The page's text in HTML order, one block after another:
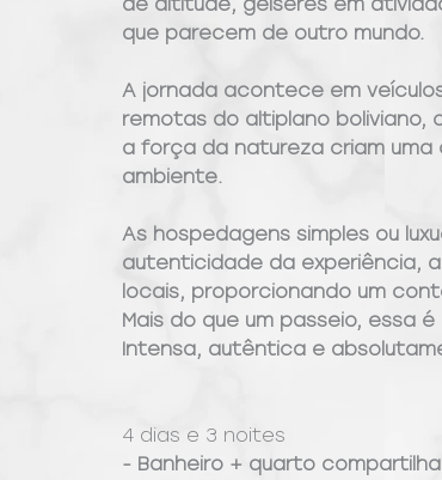
que parecem de outro mundo.
A jornada acontece em
remotas do altiplano boliviano,
a força da natureza criam uma
ambiente.
As hospedagens simples ou
autenticidade da experiência,
locais, proporcionando um
Mais do que um passeio, essa
Intensa, autêntica e
4 dias e 3 noites
- Banheiro + quarto